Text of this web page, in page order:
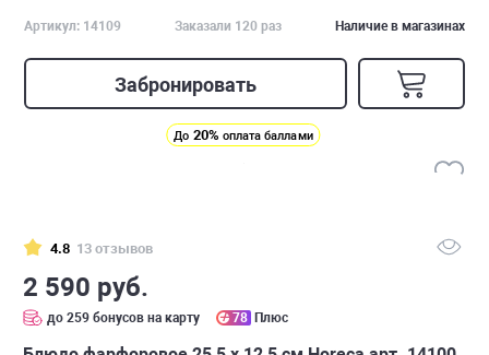
Артикул: 14109 Заказали 120 раз Наличие в магазинах
Забронировать
До 20% оплата баллами
4.8 13 отзывов
2 590 руб.
до 259 бонусов на карту 78 Плюс